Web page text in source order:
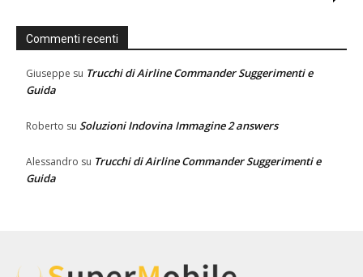
Commenti recenti
Giuseppe su Trucchi di Airline Commander Suggerimenti e
Guida
Roberto su Soluzioni Indovina Immagine 2 answers
Alessandro su Trucchi di Airline Commander Suggerimenti e
Guida